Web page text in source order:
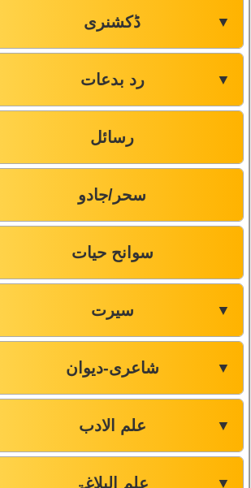
ڈکشنری ▼
رد بدعات ▼
رسائل
سحر/جادو
سوانح حیات
سیرت ▼
شاعری-دیوان ▼
علم الادب ▼
علم البلاغۃ ▼